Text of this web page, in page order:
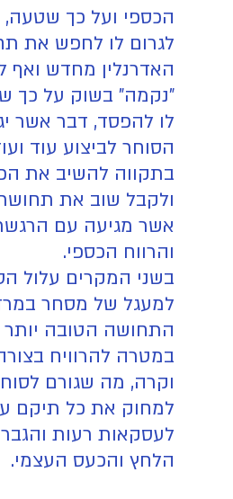
הכספי ועל כך
לגרום לו לחפש את
האדרנלין מחדש
"נקמה" בשוק על כך
לו להפסד, דבר אשר
הסוחר לביצוע עוד
בתקווה להשיב את
ולקבל שוב את
אשר מגיעה עם
והרווח הכספי.
בשני המקרים עלול
למעגל של מסחר
התחושה הטובה
במטרה להרוויח
וקרה, מה שגורם
למחוק את כל תיקם
לעסקאות רעות
הלחץ והכעס העצמי.